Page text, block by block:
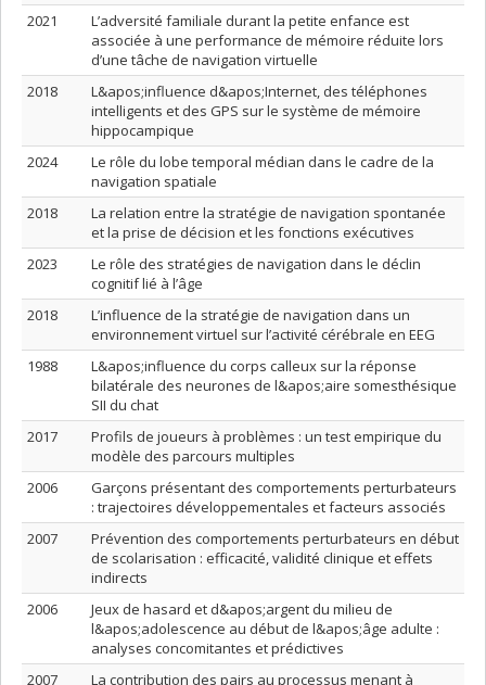
2021
L’adversité familiale durant la petite enfance est
associée à une performance de mémoire réduite lors
d’une tâche de navigation virtuelle
2018
L&apos;influence d&apos;Internet, des téléphones
intelligents et des GPS sur le système de mémoire
hippocampique
2024
Le rôle du lobe temporal médian dans le cadre de la
navigation spatiale
2018
La relation entre la stratégie de navigation spontanée
et la prise de décision et les fonctions exécutives
2023
Le rôle des stratégies de navigation dans le déclin
cognitif lié à l’âge
2018
L’influence de la stratégie de navigation dans un
environnement virtuel sur l’activité cérébrale en EEG
1988
L&apos;influence du corps calleux sur la réponse
bilatérale des neurones de l&apos;aire somesthésique
SII du chat
2017
Profils de joueurs à problèmes : un test empirique du
modèle des parcours multiples
2006
Garçons présentant des comportements perturbateurs
: trajectoires développementales et facteurs associés
2007
Prévention des comportements perturbateurs en début
de scolarisation : efficacité, validité clinique et effets
indirects
2006
Jeux de hasard et d&apos;argent du milieu de
l&apos;adolescence au début de l&apos;âge adulte :
analyses concomitantes et prédictives
2007
La contribution des pairs au processus menant à